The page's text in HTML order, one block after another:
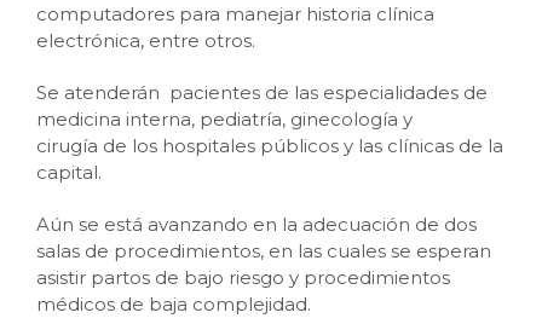
computadores para manejar historia clínica
electrónica, entre otros.
Se atenderán pacientes de las especialidades de
medicina interna, pediatría, ginecología y
cirugía de los hospitales públicos y las clínicas de la
capital.
Aún se está avanzando en la adecuación de dos
salas de procedimientos, en las cuales se esperan
asistir partos de bajo riesgo y procedimientos
médicos de baja complejidad.